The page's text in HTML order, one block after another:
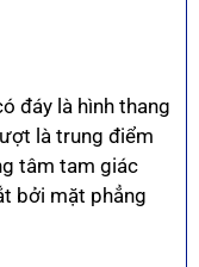
đáy là hình thang
là trung điểm
tâm tam giác
bởi mặt phẳng